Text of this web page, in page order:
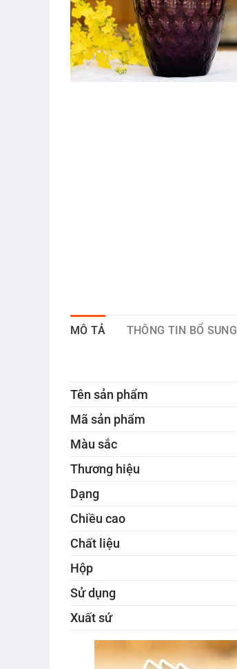
MÔ TẢ THÔNG TIN BỔ SUNG
Tên sản phẩm
Mã sản phẩm
Màu sắc
Thương hiệu
Dạng
Chiều cao
Chất liệu
Hộp
Sử dụng
Xuất sứ